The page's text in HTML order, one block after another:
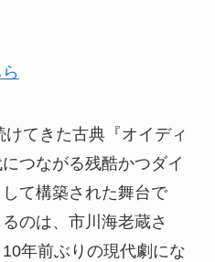
てきた古典『オイディ
つながる残酷かつダイ
て構築された舞台で
のは、市川海老蔵さ
年前ぶりの現代劇にな